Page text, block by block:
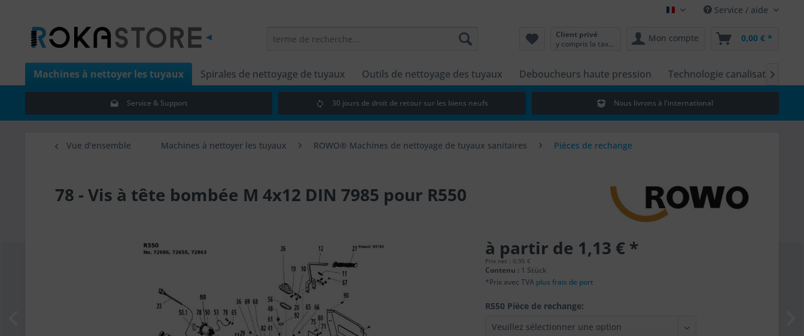
Français Service / aide
Client privé
y compris la taxe sur la valeur ajoutée
Mon compte 0,00 € *
Machines à nettoyer les tuyaux Spirales de nettoyage de tuyaux Outils de nettoyage des tuyaux Deboucheurs haute pression Technologie canalisations &

Service & Support 30 jours de droit de retour sur les biens neufs Nous livrons à l'international
Vue d'ensemble Machines à nettoyer les tuyaux ROWO® Machines de nettoyage de tuyaux sanitaires Pièces de rechange
78 - Vis à tête bombée M 4x12 DIN 7985 pour R550
à partir de 1,13 € *
Prix net : 0,95 €
Contenu : 1 Stück
*Prix avec TVA plus frais de port
R550 Pièce de rechange: